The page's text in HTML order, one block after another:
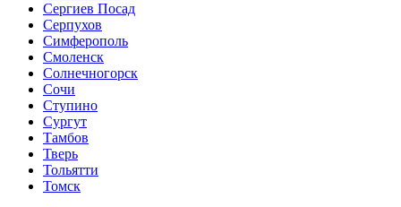
Сергиев Посад
Серпухов
Симферополь
Смоленск
Солнечногорск
Сочи
Ступино
Сургут
Тамбов
Тверь
Тольятти
Томск